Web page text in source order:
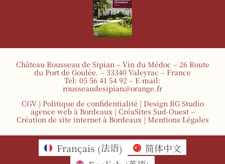
Château Rousseau de Sipian – Vin du Médoc – 26 Route
du Port de Goulée. – 33340 Valeyrac – France
Tel: 05 56 41 54 92 – E-mail:
rousseaudesipian@orange.fr
CGV| Politique de confidentialité | Design RG Studio
agence web à Bordeaux | CréaSites Sud-Ouest –
Création de site internet à Bordeaux| Mentions Légales
Français (法语)
简体中文